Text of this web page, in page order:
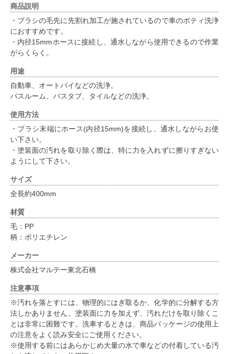
商品説明
・ブラシの毛先に先割れ加工が施されているので車のボティ洗浄
におすすめです。
・内径15mmホースに接続し、通水しながら使用できるので作業
がらくらく。
用途
自動車、オートバイなどの洗浄。
バスルーム、バスタブ、タイルなどの洗浄。
使用方法
・ブラシ末端にホース(内径15mm)を接続し、通水しながらお使
い下さい。
・塗装面の汚れを取り除く際は、特に力を入れずに擦りすぎない
ようにして下さい。
サイズ
全長約400mm
材質
毛：PP
柄：ポリエチレン
メーカー
株式会社マルテー東北石橋
注意事項
※汚れを落とすには、物理的にはぎ取るか、化学的に分解する方
法しかありません。塗装面に力を加えず、汚れだけを取り除くこ
とは非常に困難です。洗車するときは、商品パッケージの使用上
の注意をよく読み安全にご使用ください。
※使用する前にはあらかじめ大量の水で車などの付着している汚